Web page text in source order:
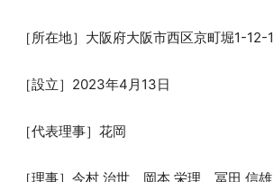
［所在地］大阪府大阪市西区京町堀1-12-
［設立］2023年4月13日
［代表理事］花岡
［理事］今村 治世、岡本 栄理、冨田 信